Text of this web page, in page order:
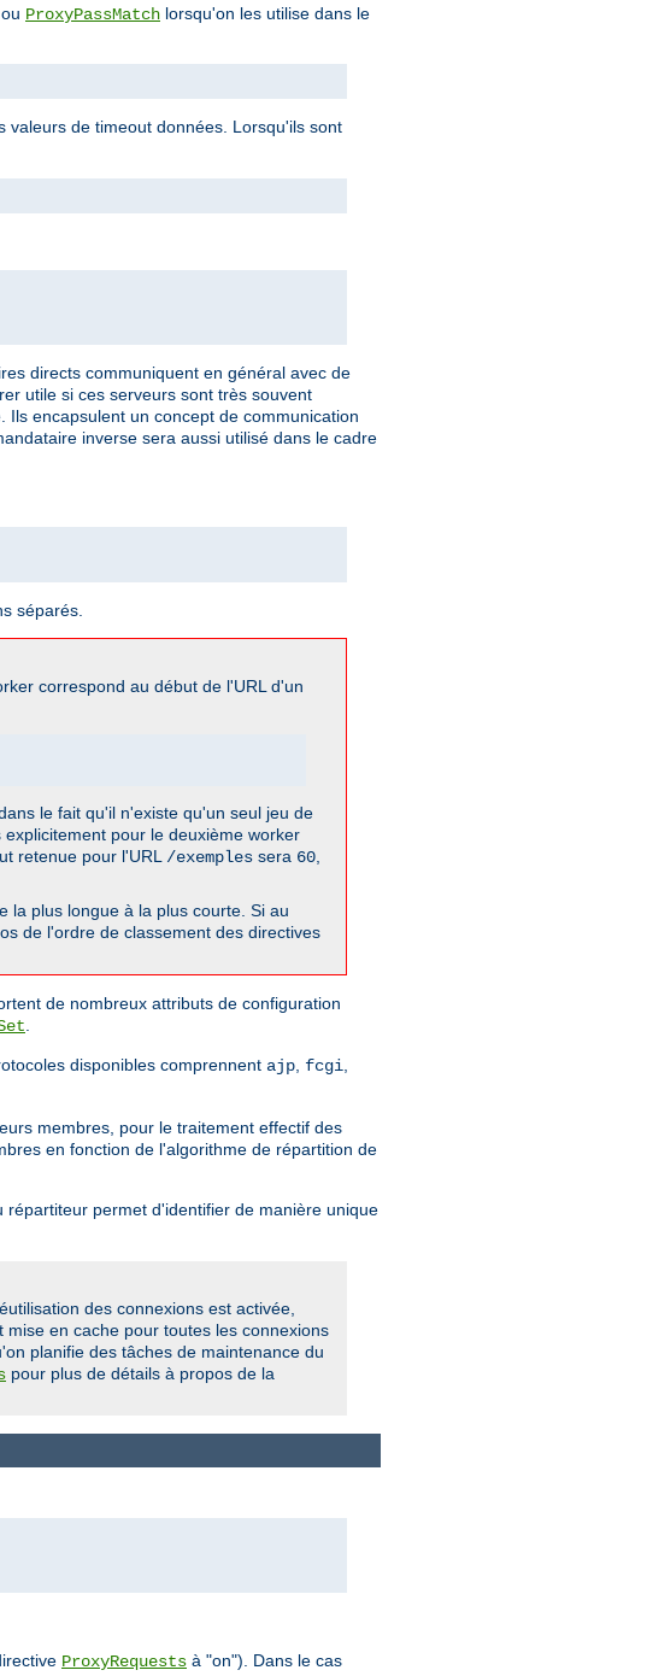
ou ProxyPassMatch lorsqu'on les utilise dans le
valeurs de timeout données. Lorsqu'ils sont
directs communiquent en général avec de
utile si ces serveurs sont très souvent
encapsulent un concept de communication
inverse sera aussi utilisé dans le cadre
séparés.
correspond au début de l'URL d'un
le fait qu'il n'existe qu'un seul jeu de
pour le deuxième worker
retenue pour l'URL /exemples sera 60
la plus longue à la plus courte. Si au
de l'ordre de classement des directives
de nombreux attributs de configuration
disponibles comprennent ajp fcgi
membres, pour le traitement effectif des
en fonction de l'algorithme de répartition de
permet d'identifier de manière unique
des connexions est activée,
en cache pour toutes les connexions
planifie des tâches de maintenance du
pour plus de détails à propos de la
ProxyRequests à "on"). Dans le cas